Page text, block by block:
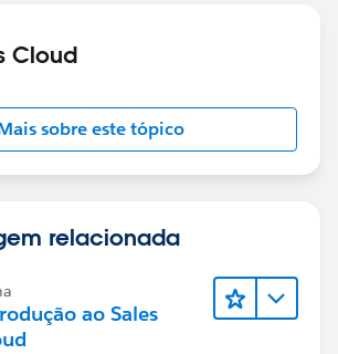
Cloud
sobre este tópico
relacionada
ao Sales